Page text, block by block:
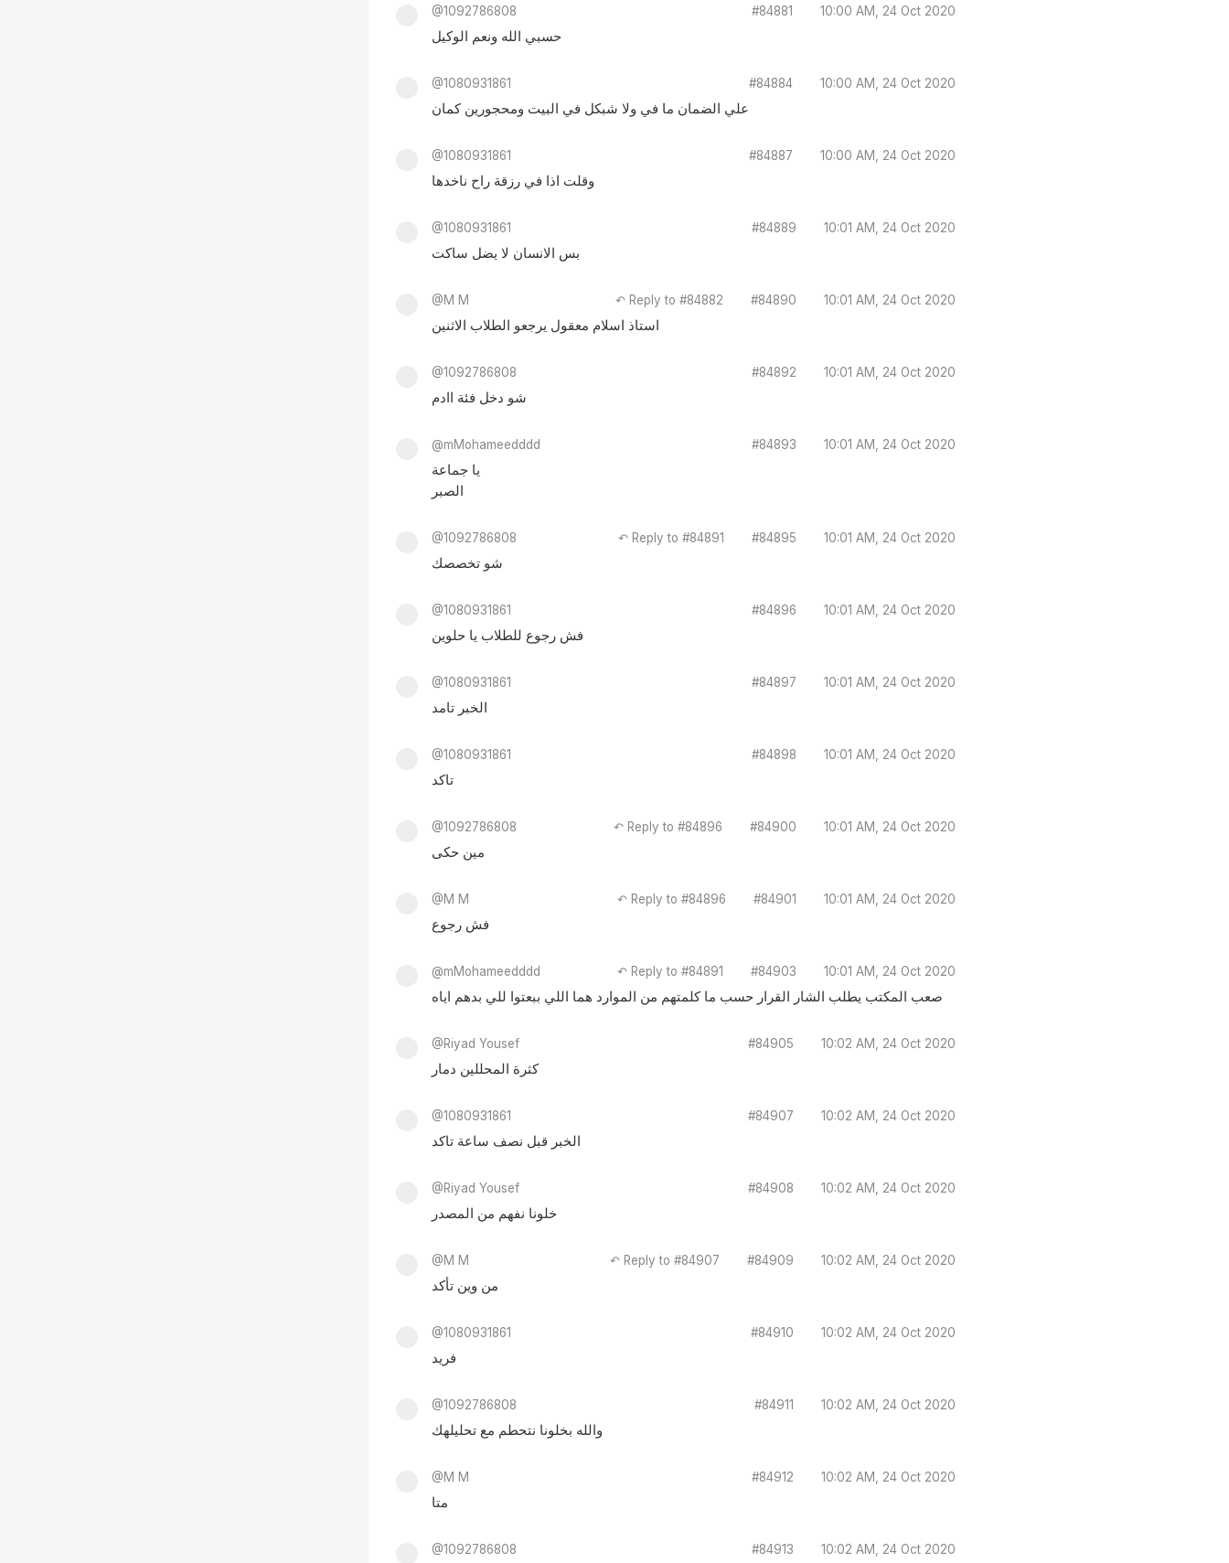
@1092786808 #84881 10:00 AM, 24 Oct 2020
حسبي الله ونعم الوكيل
@1080931861 #84884 10:00 AM, 24 Oct 2020
علي الضمان ما في ولا شبكل في البيت ومحجورين كمان
@1080931861 #84887 10:00 AM, 24 Oct 2020
وقلت اذا في رزقة راح ناخدها
@1080931861 #84889 10:01 AM, 24 Oct 2020
بس الانسان لا يضل ساكت
@M M ↶ Reply to #84882 #84890 10:01 AM, 24 Oct 2020
استاذ اسلام معقول يرجعو الطلاب الاثنين
@1092786808 #84892 10:01 AM, 24 Oct 2020
شو دخل فئة اادم
@mMohameedddd #84893 10:01 AM, 24 Oct 2020
يا جماعة
الصبر
@1092786808 ↶ Reply to #84891 #84895 10:01 AM, 24 Oct 2020
شو تخصصك
@1080931861 #84896 10:01 AM, 24 Oct 2020
فش رجوع للطلاب يا حلوين
@1080931861 #84897 10:01 AM, 24 Oct 2020
الخبر تامد
@1080931861 #84898 10:01 AM, 24 Oct 2020
تاكد
@1092786808 ↶ Reply to #84896 #84900 10:01 AM, 24 Oct 2020
مين حكى
@M M ↶ Reply to #84896 #84901 10:01 AM, 24 Oct 2020
فش رجوع
@mMohameedddd ↶ Reply to #84891 #84903 10:01 AM, 24 Oct 2020
صعب المكتب يطلب الشار القرار حسب ما كلمتهم من الموارد هما اللي ببعتوا للي بدهم اياه
@Riyad Yousef #84905 10:02 AM, 24 Oct 2020
كثرة المحللين دمار
@1080931861 #84907 10:02 AM, 24 Oct 2020
الخبر قبل نصف ساعة تاكد
@Riyad Yousef #84908 10:02 AM, 24 Oct 2020
خلونا نفهم من المصدر
@M M ↶ Reply to #84907 #84909 10:02 AM, 24 Oct 2020
من وين تأكد
@1080931861 #84910 10:02 AM, 24 Oct 2020
فريد
@1092786808 #84911 10:02 AM, 24 Oct 2020
والله بخلونا نتحطم مع تحليلهك
@M M #84912 10:02 AM, 24 Oct 2020
متا
@1092786808 #84913 10:02 AM, 24 Oct 2020